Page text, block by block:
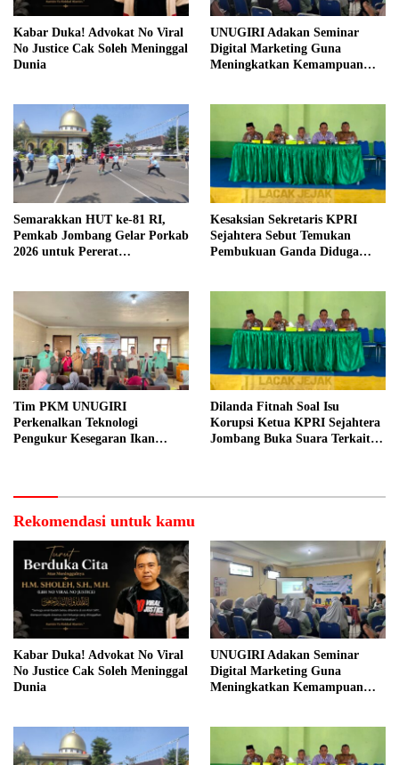
Kabar Duka! Advokat No Viral
No Justice Cak Soleh Meninggal
Dunia
UNUGIRI Adakan Seminar
Digital Marketing Guna
Meningkatkan Kemampuan
Semarakkan HUT ke-81 RI,
Pemkab Jombang Gelar Porkab
2026 untuk Pererat
Kesaksian Sekretaris KPRI
Sejahtera Sebut Temukan
Pembukuan Ganda Diduga
Tim PKM UNUGIRI
Perkenalkan Teknologi
Pengukur Kesegaran Ikan
Dilanda Fitnah Soal Isu
Korupsi Ketua KPRI Sejahtera
Jombang Buka Suara Terkait
Rekomendasi untuk kamu
Kabar Duka! Advokat No Viral
No Justice Cak Soleh Meninggal
Dunia
UNUGIRI Adakan Seminar
Digital Marketing Guna
Meningkatkan Kemampuan